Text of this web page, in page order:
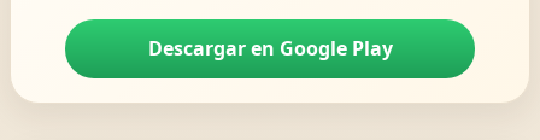
Descargar en Google Play